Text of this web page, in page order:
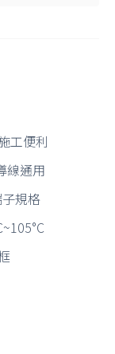
工便利
線通用
規格